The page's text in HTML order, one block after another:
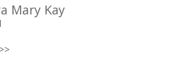
Mary Kay